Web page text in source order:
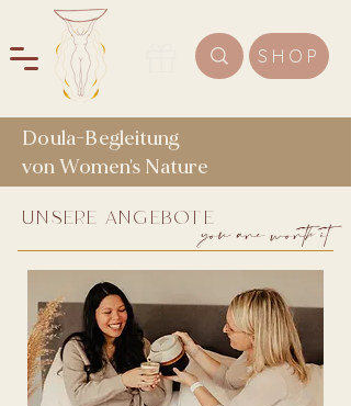
SHOP
Doula-Begleitung
von Women's Nature
you are worth it
unsere angebote